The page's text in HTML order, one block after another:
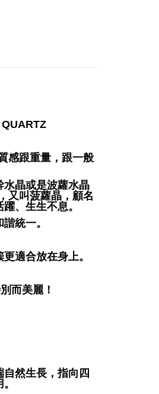
感跟重量，跟一般
水晶或是波蘿水晶
又叫菠蘿晶，顧名
、生生不息。
統一。
適合放在身上。
而美麗！
然生長，指向四